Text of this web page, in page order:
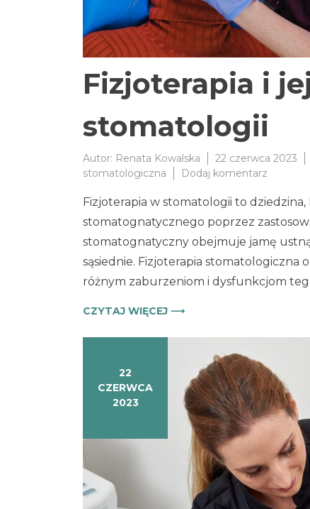
Fizjoterapia i
stomatologii
Autor: Renata Kowalska 22 czerwca 2023
stomatologiczna
Dodaj komentarz
i
jej
w
Fizjoterapia w stomatologii to
stomatognatycznego poprzez
stomatognatyczny obejmuje jamę
sąsiednie. Fizjoterapia
różnym zaburzeniom i dysfunkcjom
CZYTAJ WIĘCEJ ⟶
22
CZERWCA
2023